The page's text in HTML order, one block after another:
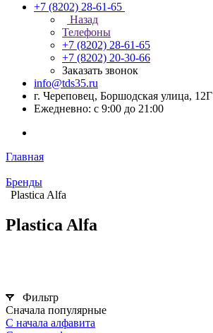
+7 (8202) 28‑61-65
Назад
Телефоны
+7 (8202) 28‑61-65
+7 (8202) 20‑30-66
Заказать звонок
info@tds35.ru
г. Череповец, Боршодская улица, 12Г
Ежедневно: с 9:00 до 21:00
Главная
Бренды
Plastica Alfa
Plastica Alfa
Фильтр
Сначала популярные
С начала алфавита